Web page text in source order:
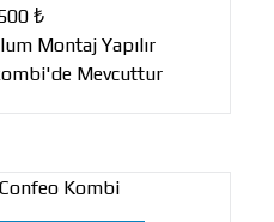
₺
Montaj Yapılır
Mevcuttur